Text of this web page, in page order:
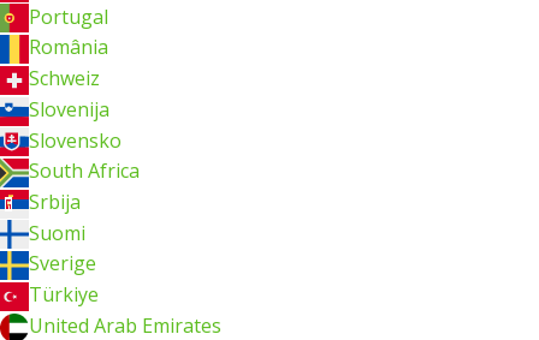
Portugal
România
Schweiz
Slovenija
Slovensko
South Africa
Srbija
Suomi
Sverige
Türkiye
United Arab Emirates